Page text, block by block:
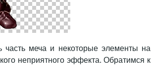
часть меча и некоторые элементы на
неприятного эффекта. Обратимся к